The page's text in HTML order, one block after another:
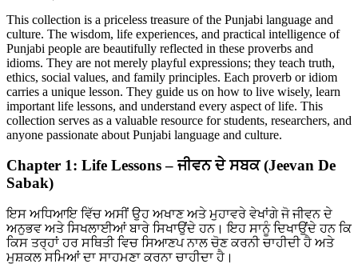
This collection is a priceless treasure of the Punjabi language and
culture. The wisdom, life experiences, and practical intelligence of
Punjabi people are beautifully reflected in these proverbs and
idioms. They are not merely playful expressions; they teach truth,
ethics, social values, and family principles. Each proverb or idiom
carries a unique lesson. They guide us on how to live wisely, learn
important life lessons, and understand every aspect of life. This
collection serves as a valuable resource for students, researchers, and
anyone passionate about Punjabi language and culture.
Chapter 1: Life Lessons – ਜੀਵਨ ਦੇ ਸਬਕ (Jeevan De
Sabak)
ਇਸ ਅਧਿਆਇ ਵਿੱਚ ਅਸੀਂ ਉਹ ਅਖਾਣ ਅਤੇ ਮੁਹਾਵਰੇ ਵੇਖਾਂਗੇ ਜੋ ਜੀਵਨ ਦੇ
ਅਨੁਭਵ ਅਤੇ ਸਿਖਲਾਈਆਂ ਬਾਰੇ ਸਿਖਾਉਂਦੇ ਹਨ। ਇਹ ਸਾਨੂੰ ਦਿਖਾਉਂਦੇ ਹਨ ਕਿ
ਕਿਸ ਤਰ੍ਹਾਂ ਹਰ ਸਥਿਤੀ ਵਿਚ ਸਿਆਣਪ ਨਾਲ ਚੋਣ ਕਰਨੀ ਚਾਹੀਦੀ ਹੈ ਅਤੇ
ਮੁਸ਼ਕਲ ਸਮਿਆਂ ਦਾ ਸਾਹਮਣਾ ਕਰਨਾ ਚਾਹੀਦਾ ਹੈ।